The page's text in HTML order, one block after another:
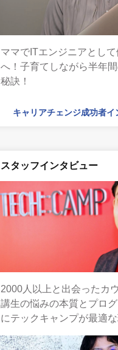
ママでITエンジニアとし
へ！子育てしながら半年
秘訣！
キャリアチェンジ成功者
スタッフインタビュー
2000人以上と出会ったカ
講生の悩みの本質とプロ
にテックキャンプが最適